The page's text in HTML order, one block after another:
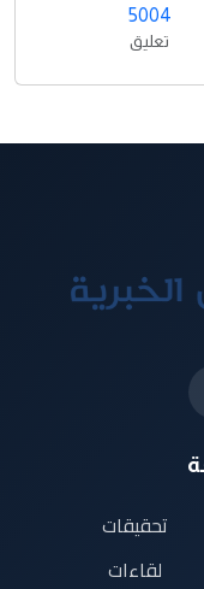
5004
تعليق
تحقيقات
لقاءات